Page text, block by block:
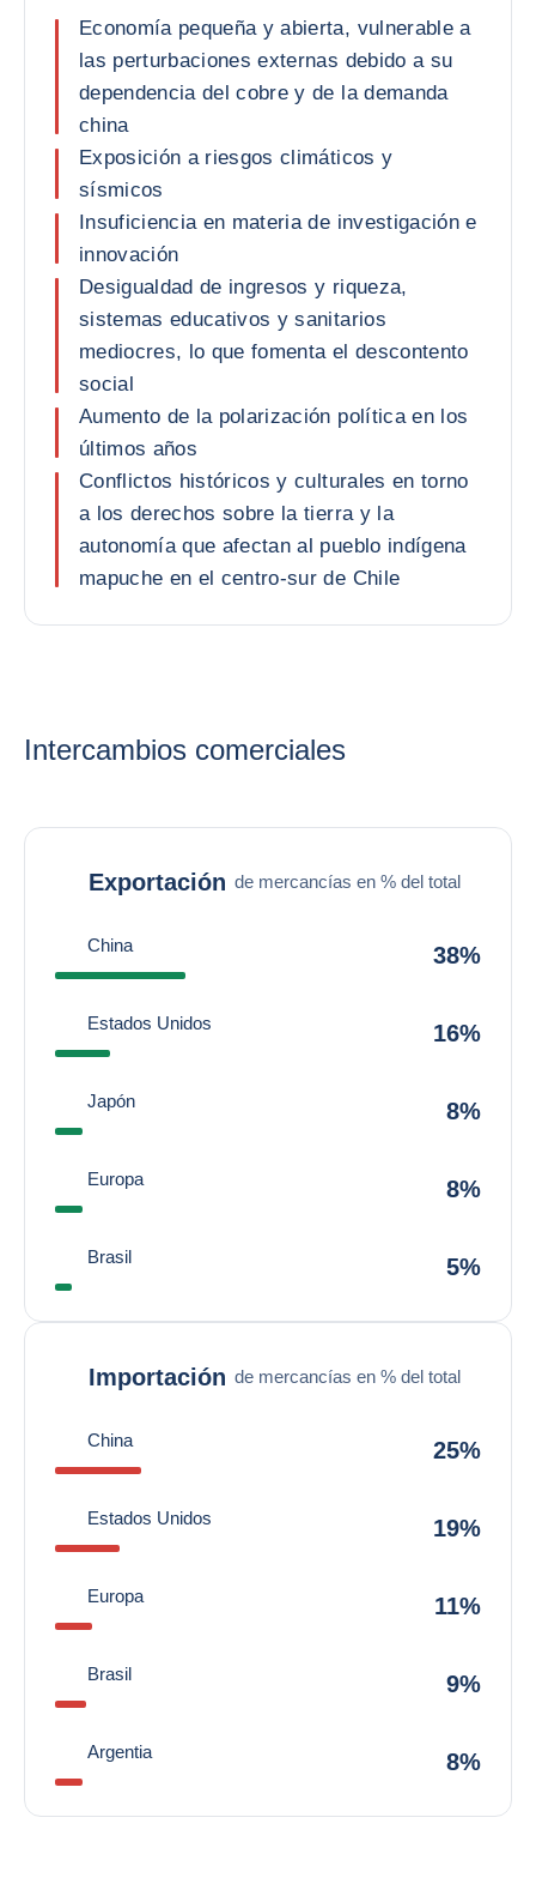
Economía pequeña y abierta, vulnerable a
las perturbaciones externas debido a su
dependencia del cobre y de la demanda
china
Exposición a riesgos climáticos y
sísmicos
Insuficiencia en materia de investigación e
innovación
Desigualdad de ingresos y riqueza,
sistemas educativos y sanitarios
mediocres, lo que fomenta el descontento
social
Aumento de la polarización política en los
últimos años
Conflictos históricos y culturales en torno
a los derechos sobre la tierra y la
autonomía que afectan al pueblo indígena
mapuche en el centro-sur de Chile
Intercambios comerciales
Exportación de mercancías en % del total
China 38%
Estados Unidos 16%
Japón 8%
Europa 8%
Brasil 5%
Importación de mercancías en % del total
China 25%
Estados Unidos 19%
Europa 11%
Brasil 9%
Argentia 8%